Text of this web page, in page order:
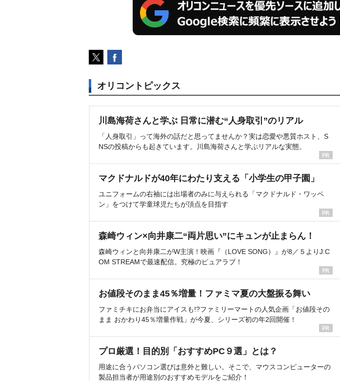
オリコントピックス
川島海荷さんと学ぶ 日常に潜む“人身取引”のリアル
「人身取引」って海外の話だと思ってませんか？実は恋愛や悪質ホスト、S
NSの投稿からも起きています。川島海荷さんと学ぶリアルな実態。
マクドナルドが40年にわたり支える「小学生の甲子園」
ユニフォームの右袖には出場者のみに与えられる「マクドナルド・ワッペ
ン」をつけて学童球児たちが頂点を目指す
森崎ウィン×向井康二“両片思い”にキュンが止まらん！
森崎ウィンと向井康二がW主演！映画『（LOVE SONG）』が8／５よりJ:C
OM STREAMで最速配信。究極のピュアラブ！
お値段そのまま45％増量！ファミマ夏の大盤振る舞い
ファミチキにお弁当にアイスも!?ファミリーマートの人気企画「お値段その
まま おかわり45％増量作戦」が今夏、シリーズ初の年2回開催！
プロ厳選！目的別「おすすめPC９選」とは？
用途に合うパソコン選びは意外と難しい。そこで、マウスコンピューターの
製品担当者が用途別のおすすめモデルをご紹介！